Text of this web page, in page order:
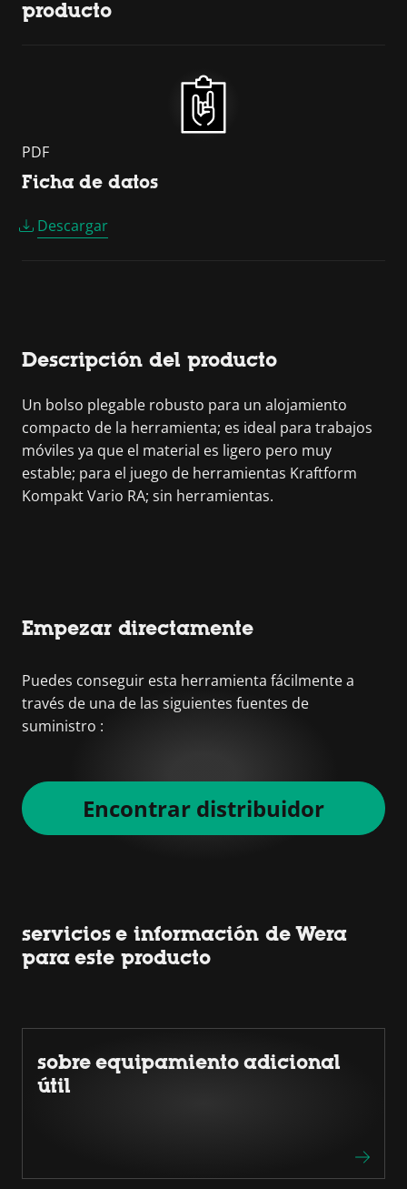
producto
PDF
Ficha de datos
Descargar
Descripción del producto
Un bolso plegable robusto para un alojamiento
compacto de la herramienta; es ideal para trabajos
móviles ya que el material es ligero pero muy
estable; para el juego de herramientas Kraftform
Kompakt Vario RA; sin herramientas.
Empezar directamente
Puedes conseguir esta herramienta fácilmente a
través de una de las siguientes fuentes de
suministro :
Encontrar distribuidor
servicios e información de Wera
para este producto
sobre equipamiento adicional
útil